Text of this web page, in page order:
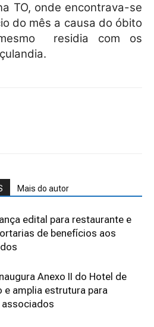
TO, onde encontrava-se
do mês a causa do óbito
residia com os
Mais do autor
edital para restaurante e
de benefícios aos
Anexo II do Hotel de
e amplia estrutura para
associados